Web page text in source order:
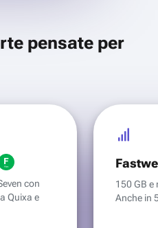
pensate per
con
Quixa e
150 GB e
Anche in